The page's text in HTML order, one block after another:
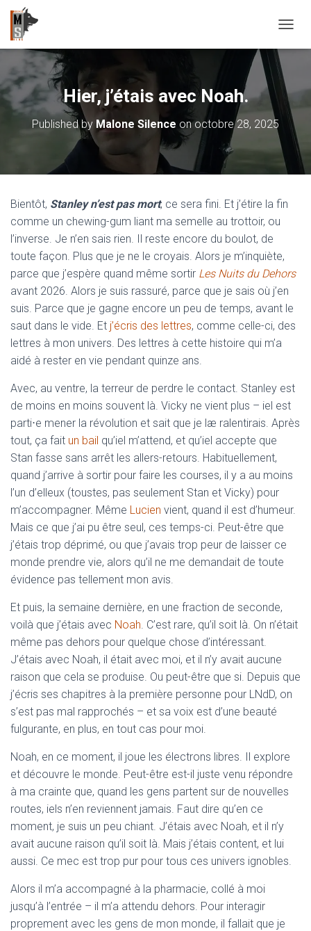
Hier, j’étais avec Noah.
Published by Malone Silence onoctobre 28, 2025
Bientôt, Stanley n’est pas mort, ce sera fini. Et j’étire la fin
comme un chewing-gum liant ma semelle au trottoir, ou
l’inverse. Je n’en sais rien. Il reste encore du boulot, de
toute façon. Plus que je ne le croyais. Alors je m’inquiète,
parce que j’espère quand même sortir Les Nuits du Dehors
avant 2026. Alors je suis rassuré, parce que je sais où j’en
suis. Parce que je gagne encore un peu de temps, avant le
saut dans le vide. Et j’écris des lettres, comme celle-ci, des
lettres à mon univers. Des lettres à cette histoire qui m’a
aidé à rester en vie pendant quinze ans.
Avec, au ventre, la terreur de perdre le contact. Stanley est
de moins en moins souvent là. Vicky ne vient plus – iel est
parti⋅e mener la révolution et sait que je læ ralentirais. Après
tout, ça fait un bail qu’iel m’attend, et qu’iel accepte que
Stan fasse sans arrêt les allers-retours. Habituellement,
quand j’arrive à sortir pour faire les courses, il y a au moins
l’un d’elleux (toustes, pas seulement Stan et Vicky) pour
m’accompagner. Même Lucien vient, quand il est d’humeur.
Mais ce que j’ai pu être seul, ces temps-ci. Peut-être que
j’étais trop déprimé, ou que j’avais trop peur de laisser ce
monde prendre vie, alors qu’il ne me demandait de toute
évidence pas tellement mon avis.
Et puis, la semaine dernière, en une fraction de seconde,
voilà que j’étais avec Noah. C’est rare, qu’il soit là. On n’était
même pas dehors pour quelque chose d’intéressant.
J’étais avec Noah, il était avec moi, et il n’y avait aucune
raison que cela se produise. Ou peut-être que si. Depuis que
j’écris ses chapitres à la première personne pour LNdD, on
s’est pas mal rapprochés – et sa voix est d’une beauté
fulgurante, en plus, en tout cas pour moi.
Noah, en ce moment, il joue les électrons libres. Il explore
et découvre le monde. Peut-être est-il juste venu répondre
à ma crainte que, quand les gens partent sur de nouvelles
routes, iels n’en reviennent jamais. Faut dire qu’en ce
moment, je suis un peu chiant. J’étais avec Noah, et il n’y
avait aucune raison qu’il soit là. Mais j’étais content, et lui
aussi. Ce mec est trop pur pour tous ces univers ignobles.
Alors il m’a accompagné à la pharmacie, collé à moi
jusqu’à l’entrée – il m’a attendu dehors. Pour interagir
proprement avec les gens de mon monde, il fallait que je